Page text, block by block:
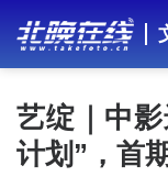
艺绽｜中
计划”，首